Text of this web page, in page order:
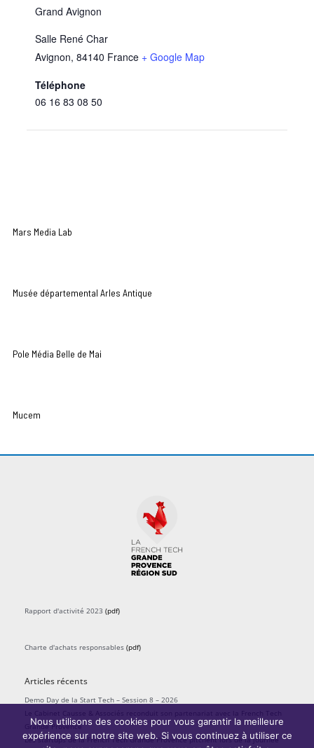
Grand Avignon
Salle René Char
Avignon, 84140 France + Google Map
Téléphone
06 16 83 08 50
Mars Media Lab
Musée départemental Arles Antique
Pole Média Belle de Mai
Mucem
Rapport d'activité 2023 (pdf)
Charte d'achats responsables (pdf)
Articles récents
Demo Day de la Start Tech – Session 8 – 2026
Le Cabinet Causse & Associés reconduit son partenariat avec la French Tech
Grande Provence
Les startups de la French Tech Grande Provence pitchent lors de la journée
Nous utilisons des cookies pour vous garantir la meilleure
expérience sur notre site web. Si vous continuez à utiliser ce